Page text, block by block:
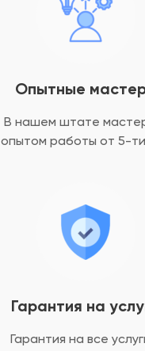
Гарантия на
Гарантия на все
Опытные
В нашем штате
опытом работы от 5-